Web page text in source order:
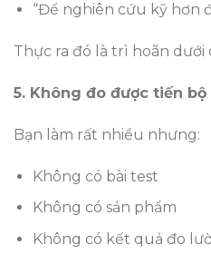
“Để nghiên cứu kỹ hơn
Thực ra đó là trì hoãn dưới
5. Không đo được tiến bộ
Bạn làm rất nhiều nhưng:
Không có bài test
Không có sản phẩm
Không có kết quả đo